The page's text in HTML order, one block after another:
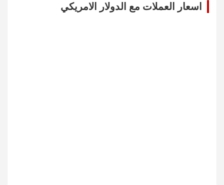
اسعار العملات مع الدولار الامريكي